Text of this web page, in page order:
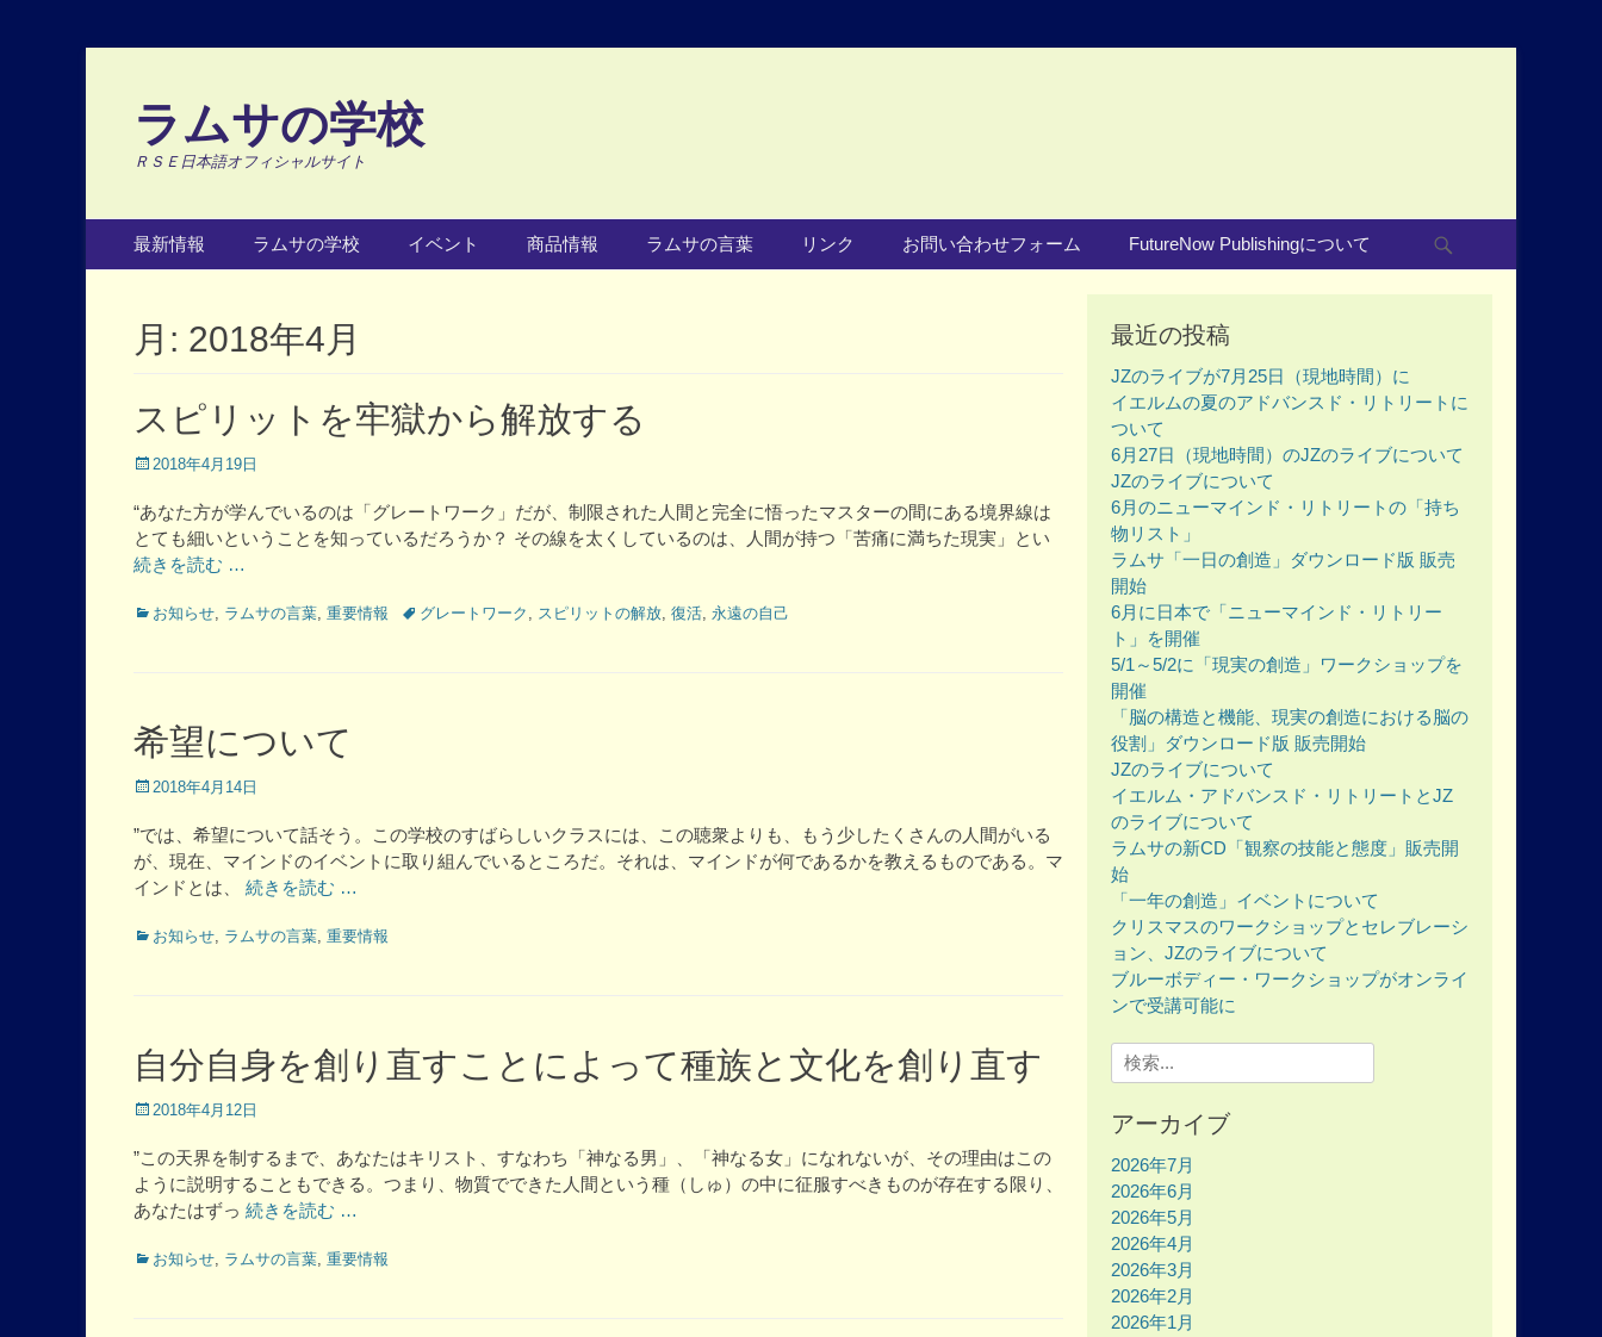
ラムサの学校
ＲＳＥ日本語オフィシャルサイト
Primary Menu
最新情報 ラムサの学校 イベント 商品情報 ラムサの言葉 リンク お問い合わせフォーム FutureNow Publishingについて
月: 2018年4月
スピリットを牢獄から解放する
Posted
2018年4月19日
“あなた方が学んでいるのは「グレートワーク」だが、制限された人間と完全に悟ったマスターの間にある境界線は
とても細いということを知っているだろうか？ その線を太くしているのは、人間が持つ「苦痛に満ちた現実」とい
続きを読む …
Categories
お知らせ, ラムサの言葉, 重要情報 Tagsグレートワーク , スピリットの解放, 復活, 永遠の自己
希望について
Posted
2018年4月14日
”では、希望について話そう。この学校のすばらしいクラスには、この聴衆よりも、もう少したくさんの人間がいる
が、現在、マインドのイベントに取り組んでいるところだ。それは、マインドが何であるかを教えるものである。マ
インドとは、 続きを読む …
Categories
お知らせ, ラムサの言葉, 重要情報
自分自身を創り直すことによって種族と文化を創り直す
Posted
2018年4月12日
”この天界を制するまで、あなたはキリスト、すなわち「神なる男」、「神なる女」になれないが、その理由はこの
ように説明することもできる。つまり、物質でできた人間という種（しゅ）の中に征服すべきものが存在する限り、
あなたはずっ 続きを読む …
Categories
お知らせ, ラムサの言葉, 重要情報
最近の投稿
JZのライブが7月25日（現地時間）に
イエルムの夏のアドバンスド・リトリートに
ついて
6月27日（現地時間）のJZのライブについて
JZのライブについて
6月のニューマインド・リトリートの「持ち
物リスト」
ラムサ「一日の創造」ダウンロード版 販売
開始
6月に日本で「ニューマインド・リトリー
ト」を開催
5/1～5/2に「現実の創造」ワークショップを
開催
「脳の構造と機能、現実の創造における脳の
役割」ダウンロード版 販売開始
JZのライブについて
イエルム・アドバンスド・リトリートとJZ
のライブについて
ラムサの新CD「観察の技能と態度」販売開
始
「一年の創造」イベントについて
クリスマスのワークショップとセレブレーシ
ョン、JZのライブについて
ブルーボディー・ワークショップがオンライ
ンで受講可能に
Search
for:
アーカイブ
2026年7月
2026年6月
2026年5月
2026年4月
2026年3月
2026年2月
2026年1月